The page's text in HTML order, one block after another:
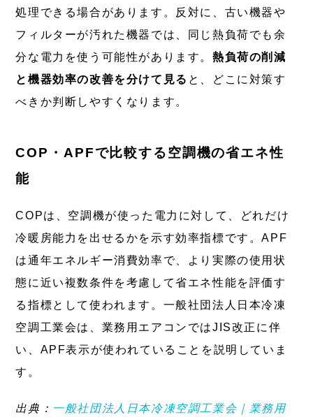
処理できる場合があります。反対に、古い機器や
フィルターが汚れた機器では、同じ熱負荷でも余
分な電力を使う可能性があります。熱負荷の削減
と機器効率の改善を分けて見る と、どこに対策す
べきか判断しやすくなります。
COP・APFで比較する空調機の省エネ性
能
COPは、空調機が使った電力に対して、どれだけ
冷暖房能力を出せるかを示す効率指標です。APF
は通年エネルギー消費効率で、より実際の使用状
態に近い複数条件を考慮して省エネ性能を評価す
る指標として使われます。一般社団法人日本冷凍
空調工業会は、業務用エアコンではJIS改正に伴
い、APF表示が使われていることを説明していま
す。
出典： 一般社団法人日本冷凍空調工業会｜業務用